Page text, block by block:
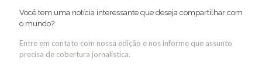
Você tem uma notícia interessante que deseja compartilhar com
o mundo?
Entre em contato com nossa edição e nos informe que assunto
precisa de cobertura jornalística.